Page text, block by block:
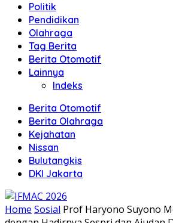
Politik
Pendidikan
Olahraga
Tag Berita
Berita Otomotif
Lainnya
Indeks
Berita Otomotif
Berita Olahraga
Kejahatan
Nissan
Bulutangkis
DKI Jakarta
Home Sosial Prof Haryono Suyono